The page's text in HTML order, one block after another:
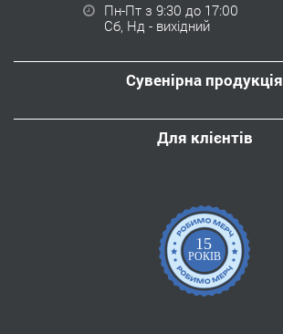
Пн-Пт з 9:30 до 17:00
Сб, Нд - вихідний
Сувенірна продукція
Для клієнтів
15
РОКІВ